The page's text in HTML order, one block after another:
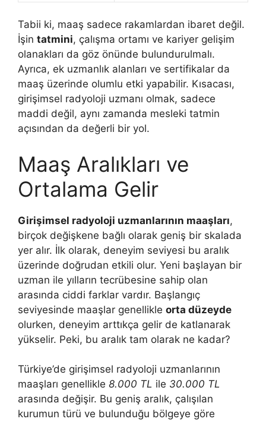
Tabii ki, maaş sadece rakamlardan ibaret değil.
İşin tatmini, çalışma ortamı ve kariyer gelişim
olanakları da göz önünde bulundurulmalı.
Ayrıca, ek uzmanlık alanları ve sertifikalar da
maaş üzerinde olumlu etki yapabilir. Kısacası,
girişimsel radyoloji uzmanı olmak, sadece
maddi değil, aynı zamanda mesleki tatmin
açısından da değerli bir yol.
Maaş Aralıkları ve
Ortalama Gelir
Girişimsel radyoloji uzmanlarının maaşları,
birçok değişkene bağlı olarak geniş bir skalada
yer alır. İlk olarak, deneyim seviyesi bu aralık
üzerinde doğrudan etkili olur. Yeni başlayan bir
uzman ile yılların tecrübesine sahip olan
arasında ciddi farklar vardır. Başlangıç
seviyesinde maaşlar genellikle orta düzeyde
olurken, deneyim arttıkça gelir de katlanarak
yükselir. Peki, bu aralık tam olarak ne kadar?
Türkiye’de girişimsel radyoloji uzmanlarının
maaşları genellikle 8.000 TL ile 30.000 TL
arasında değişir. Bu geniş aralık, çalışılan
kurumun türü ve bulunduğu bölgeye göre